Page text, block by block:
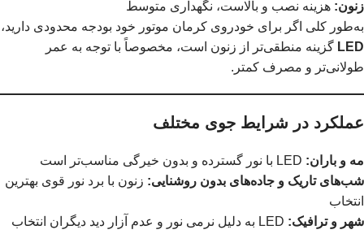
زنون: هزینه نصب و بالاست، نگهداری متوسط
به‌طور کلی اگر برای خودروی کرمان موتور خود بودجه محدودی دارید،
LED گزینه منطقی‌تر از زنون است، مخصوصاً با توجه به عمر
طولانی‌تر و مصرف کمتر.
عملکرد در شرایط جوی مختلف
مه و باران:
شب‌های تاریک و جاده‌های بدون روشنایی: زنون با برد نور قوی بهترین
انتخاب
شهر و ترافیک:
LED به دلیل نرمی نور و عدم آزار دید دیگران انتخاب